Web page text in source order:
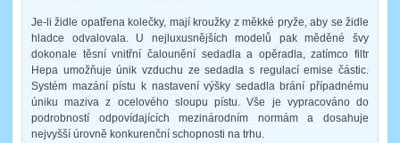
Je-li židle opatřena kolečky, mají kroužky z měkké pryže, aby se židle
hladce odvalovala. U nejluxusnějších modelů pak měděné švy
dokonale těsní vnitřní čalounění sedadla a opěradla, zatímco filtr
Hepa umožňuje únik vzduchu ze sedadla s regulací emise částic.
Systém mazání pístu k nastavení výšky sedadla brání případnému
úniku maziva z ocelového sloupu pístu. Vše je vypracováno do
podrobností odpovídajících mezinárodním normám a dosahuje
nejvyšší úrovně konkurenční schopnosti na trhu.